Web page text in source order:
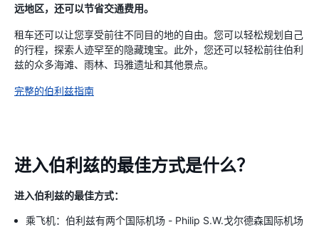
远地区，还可以节省交通费用。
租车还可以让您享受前往不同目的地的自由。您可以轻松规划自己
的行程，探索人迹罕至的隐藏瑰宝。此外，您还可以轻松前往伯利
兹的众多海滩、雨林、玛雅遗址和其他景点。
完整的伯利兹指南
进入伯利兹的最佳方式是什么？
进入伯利兹的最佳方式：
乘飞机：伯利兹有两个国际机场 - Philip S.W.戈尔德森国际机场